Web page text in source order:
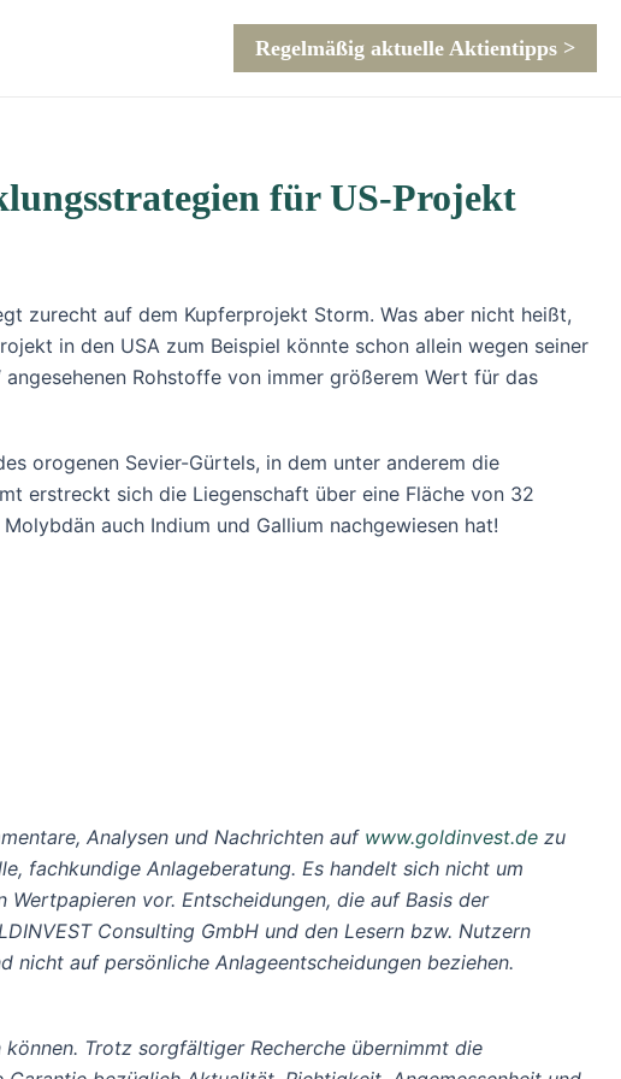
Regelmäßig aktuelle Aktientipps >
für US-Projekt
zurecht auf dem Kupferprojekt Storm. Was aber nicht heißt,
in den USA zum Beispiel könnte schon allein wegen seiner
Rohstoffe von immer größerem Wert für das
orogenen Sevier-Gürtels, in dem unter anderem die
erstreckt sich die Liegenschaft über eine Fläche von 32
auch Indium und Gallium nachgewiesen hat!
Analysen und Nachrichten auf www.goldinvest.de zu
fachkundige Anlageberatung. Es handelt sich nicht um
vor. Entscheidungen, die auf Basis der
Consulting GmbH und den Lesern bzw. Nutzern
nicht auf persönliche Anlageentscheidungen beziehen.
Trotz sorgfältiger Recherche übernimmt die